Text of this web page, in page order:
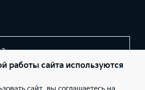
Заказать звонок
работы сайта используются